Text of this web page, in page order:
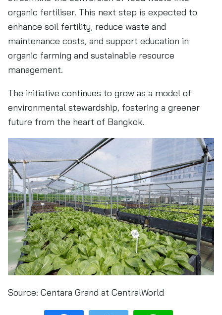
organic fertiliser. This next step is expected to
enhance soil fertility, reduce waste and
maintenance costs, and support education in
organic farming and sustainable resource
management.
The initiative continues to grow as a model of
environmental stewardship, fostering a greener
future from the heart of Bangkok.
Source: Centara Grand at CentralWorld